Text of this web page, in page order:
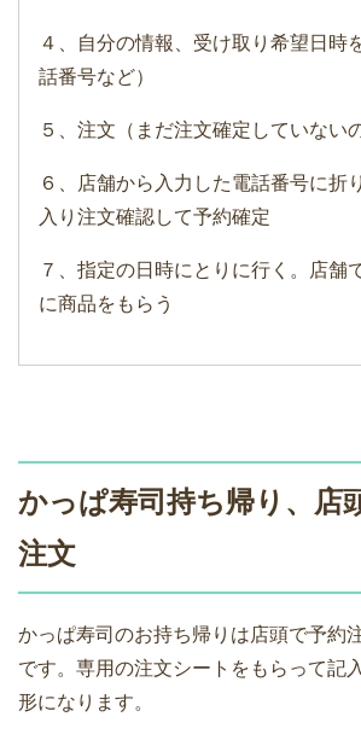
４、自分の情報、受け取り希望日時
話番号など）
５、注文（まだ注文確定していない
６、店舗から入力した電話番号に折
入り注文確認して予約確定
７、指定の日時にとりに行く。店舗
に商品をもらう
かっぱ寿司持ち帰り、店
注文
かっぱ寿司のお持ち帰りは店頭で予約
です。専用の注文シートをもらって記
形になります。